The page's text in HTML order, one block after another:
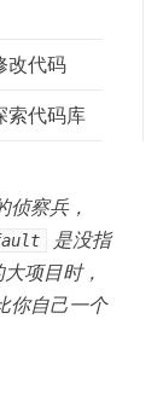
改代码
索代码库
侦察兵，
是没指
项目时，
你自己一个